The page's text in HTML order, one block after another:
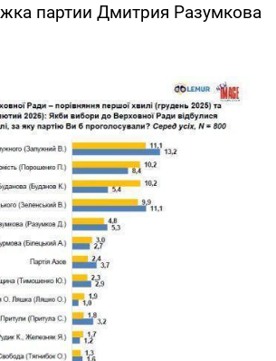
партии Дмитрия Разумкова